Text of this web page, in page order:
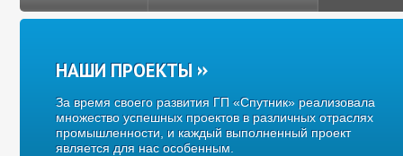
НАШИ ПРОЕКТЫ
За время своего развития ГП «Спутник» реализовала
множество успешных проектов в различных отраслях
промышленности, и каждый выполненный проект
является для нас особенным.